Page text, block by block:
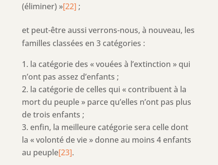
(éliminer) »[22] ;
et peut-être aussi verrons-nous, à nouveau, les
familles classées en 3 catégories :
la catégorie des « vouées à l’extinction » qui
n’ont pas assez d’enfants ;
la catégorie de celles qui « contribuent à la
mort du peuple » parce qu’elles n’ont pas plus
de trois enfants ;
enfin, la meilleure catégorie sera celle dont
la « volonté de vie » donne au moins 4 enfants
au peuple[23].